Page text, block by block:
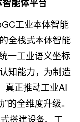
能体平台
工业本体智能
全栈式本体智能
一工业语义坐标
知能力，为制造
真正推动工业AI
的全维度升级。
搭建设备、工